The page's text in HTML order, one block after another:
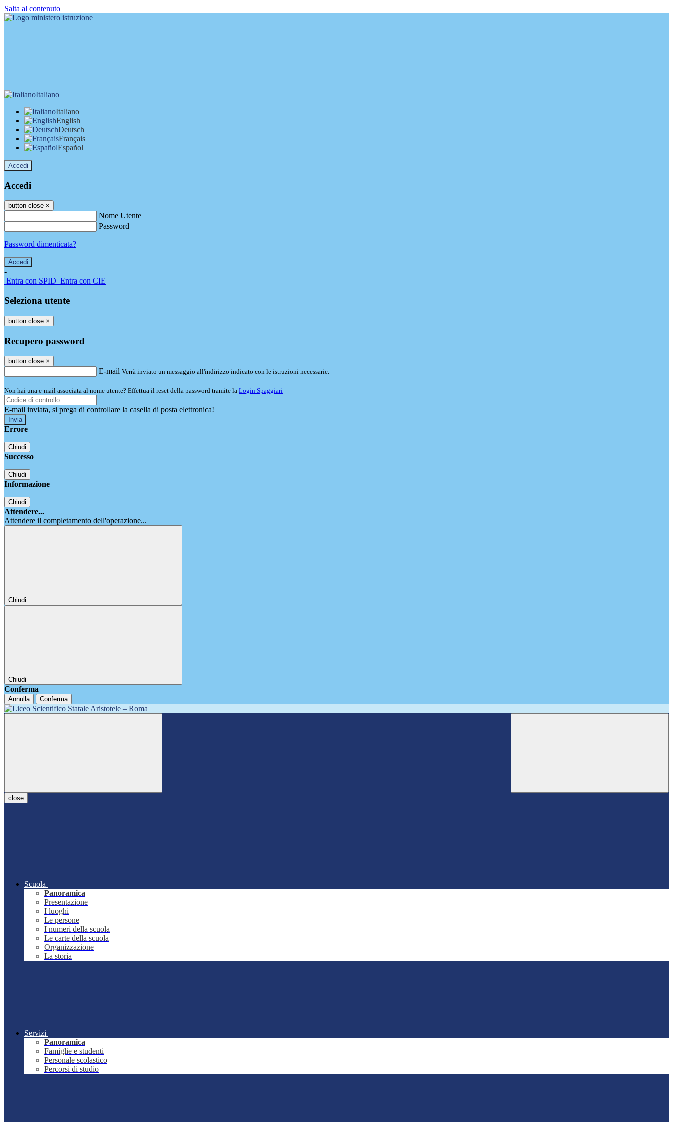
Salta al contenuto
Italiano
Italiano
English
Deutsch
Français
Español
Accedi
Accedi
button close ×
Nome Utente
Password
Password dimenticata?
-
Entra con SPID Entra con CIE
Seleziona utente
button close ×
Recupero password
button close ×
E-mail Verrà inviato un messaggio all'indirizzo indicato con le istruzioni necessarie.
Non hai una e-mail associata al nome utente? Effettua il reset della password tramite la Login Spaggiari
E-mail inviata, si prega di controllare la casella di posta elettronica!
Errore
Chiudi
Successo
Chiudi
Informazione
Chiudi
Attendere...
Attendere il completamento dell'operazione...
Chiudi
Chiudi
Conferma
Annulla Conferma
close
Scuola
Panoramica
Presentazione
I luoghi
Le persone
I numeri della scuola
Le carte della scuola
Organizzazione
La storia
Servizi
Panoramica
Famiglie e studenti
Personale scolastico
Percorsi di studio